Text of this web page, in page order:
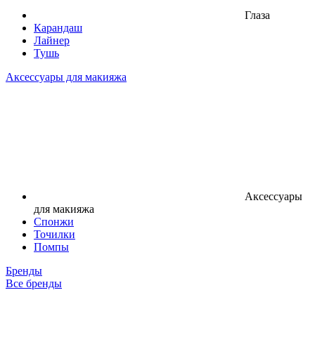
Глаза
Карандаш
Лайнер
Тушь
Аксессуары для макияжа
Аксессуары
для макияжа
Спонжи
Точилки
Помпы
Бренды
Все бренды